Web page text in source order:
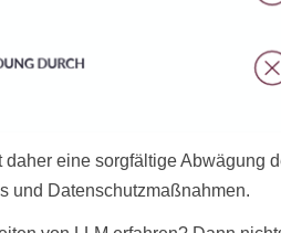
eine sorgfältige Abwägung
und Datenschutzmaßnahmen.